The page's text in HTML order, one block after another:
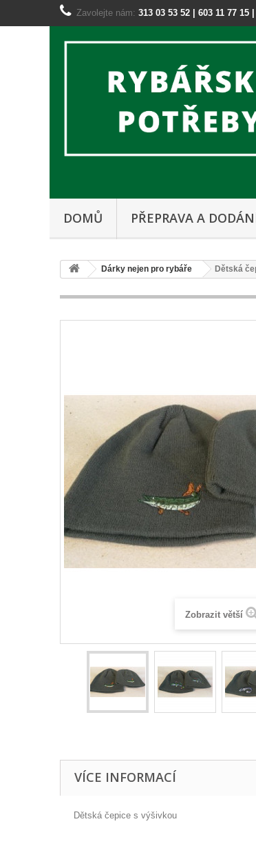
Zavolejte nám: 313 03 53 52 | 603 11 77 15
DOMŮ PŘEPRAVA A
Dárky nejen pro rybáře Dětská
Zobrazit větší
VÍCE INFORMACÍ
Dětská čepice s výšivkou